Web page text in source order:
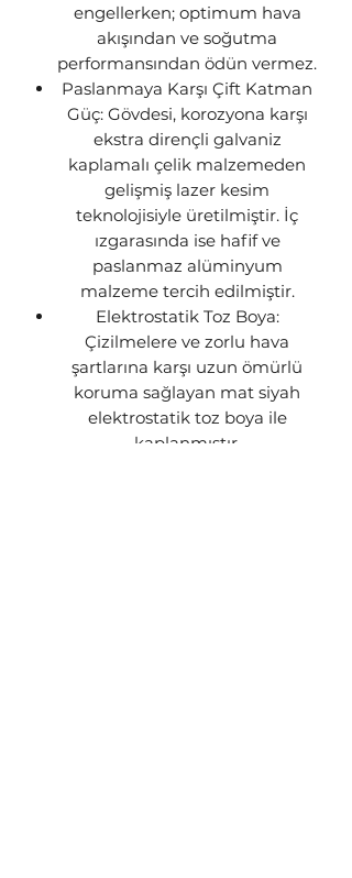
engellerken; optimum hava
akışından ve soğutma
performansından ödün vermez.
Paslanmaya Karşı Çift Katman
Güç: Gövdesi, korozyona karşı
ekstra dirençli galvaniz
kaplamalı çelik malzemeden
gelişmiş lazer kesim
teknolojisiyle üretilmiştir. İç
ızgarasında ise hafif ve
paslanmaz alüminyum
malzeme tercih edilmiştir.
Elektrostatik Toz Boya:
Çizilmelere ve zorlu hava
şartlarına karşı uzun ömürlü
koruma sağlayan mat siyah
elektrostatik toz boya ile
kaplanmıştır.